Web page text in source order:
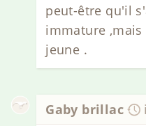
peut-être qu'il
immature
jeune .
Gaby brillac